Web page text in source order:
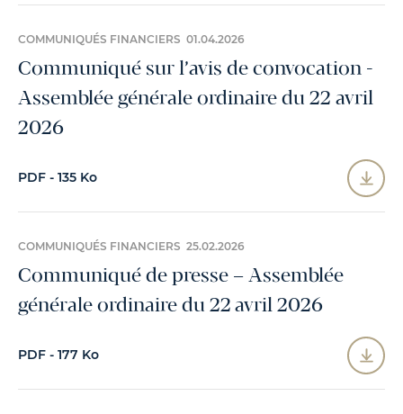
COMMUNIQUÉS FINANCIERS 01.04.2026
Communiqué sur l’avis de convocation -
Assemblée générale ordinaire du 22 avril
2026
PDF - 135 Ko
COMMUNIQUÉS FINANCIERS 25.02.2026
Communiqué de presse – Assemblée
générale ordinaire du 22 avril 2026
PDF - 177 Ko